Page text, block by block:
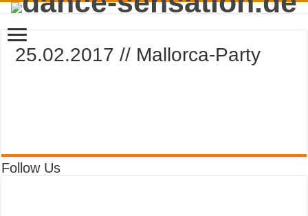
25.02.2017 // Mallorca-Party
Follow Us